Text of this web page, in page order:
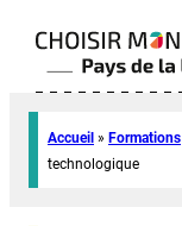
Accueil » Formations
technologique